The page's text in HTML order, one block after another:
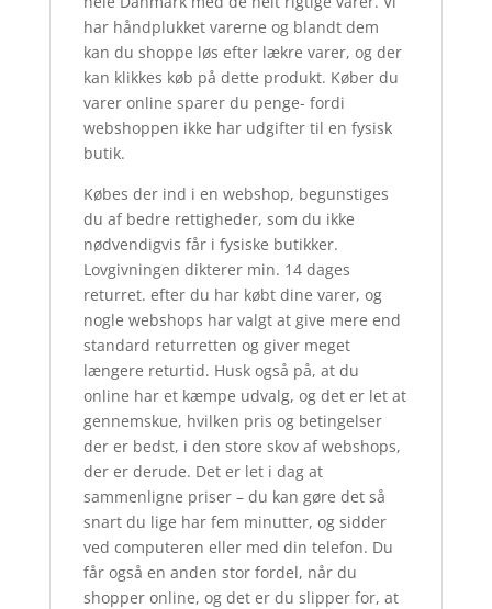
har håndplukket varerne og blandt dem
kan du shoppe løs efter lækre varer, og der
kan klikkes køb på dette produkt. Køber du
varer online sparer du penge- fordi
webshoppen ikke har udgifter til en fysisk
butik.
Købes der ind i en webshop, begunstiges
du af bedre rettigheder, som du ikke
nødvendigvis får i fysiske butikker.
Lovgivningen dikterer min. 14 dages
returret. efter du har købt dine varer, og
nogle webshops har valgt at give mere end
standard returretten og giver meget
længere returtid. Husk også på, at du
online har et kæmpe udvalg, og det er let at
gennemskue, hvilken pris og betingelser
der er bedst, i den store skov af webshops,
der er derude. Det er let i dag at
sammenligne priser – du kan gøre det så
snart du lige har fem minutter, og sidder
ved computeren eller med din telefon. Du
får også en anden stor fordel, når du
shopper online, og det er du slipper for, at